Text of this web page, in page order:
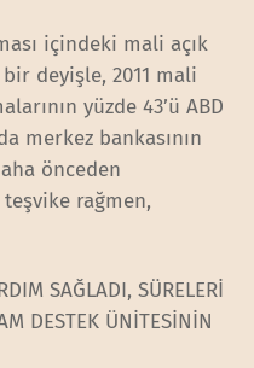
içindeki mali açık
deyişle, 2011 mali
yüzde 43’ü ABD
merkez bankasının
önceden
rağmen,
SAĞLADI, SÜRELERİ
DESTEK ÜNİTESİNİN